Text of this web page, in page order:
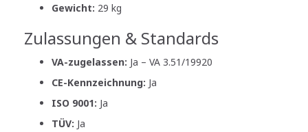
Gewicht: 29 kg
Zulassungen & Standards
VA-zugelassen: Ja – VA 3.51/19920
CE-Kennzeichnung: Ja
ISO 9001: Ja
TÜV: Ja